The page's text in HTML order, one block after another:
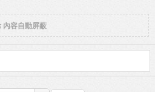
內容自動屏蔽